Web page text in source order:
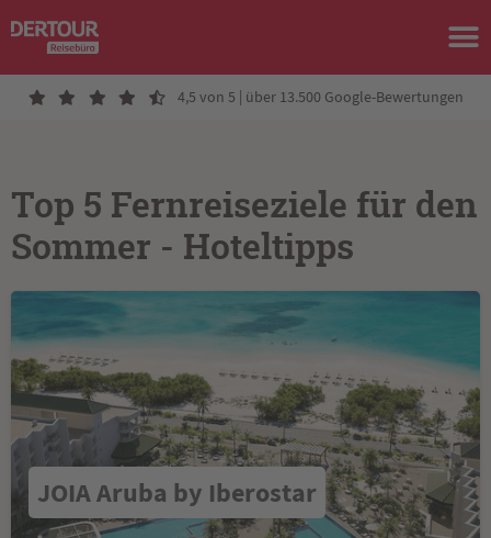
4,5 von 5 | über 13.500 Google-Bewertungen
Top 5 Fernreiseziele für den
Sommer - Hoteltipps
JOIA Aruba by Iberostar